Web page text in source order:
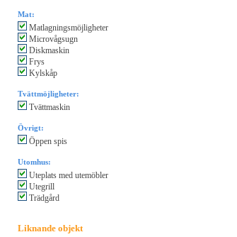
Mat:
Matlagningsmöjligheter
Microvågsugn
Diskmaskin
Frys
Kylskåp
Tvättmöjligheter:
Tvättmaskin
Övrigt:
Öppen spis
Utomhus:
Uteplats med utemöbler
Utegrill
Trädgård
Liknande objekt